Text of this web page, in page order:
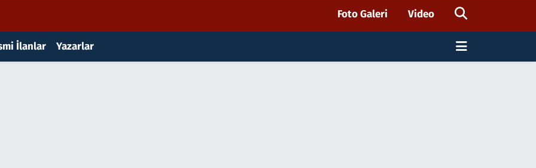
Foto Galeri Video
İlanlar Yazarlar